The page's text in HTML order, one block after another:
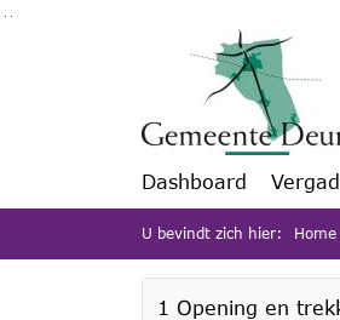
Ga naar de inhoud van deze pagina
Dashboard
U bevindt zich hier: Home
1 Opening en